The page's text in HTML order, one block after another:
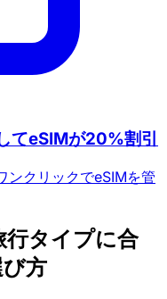
てeSIMが20%割引
ンクリックでeSIMを管
行タイプに合
方